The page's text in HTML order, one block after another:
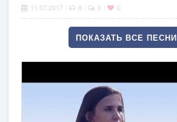
11.07.2017 8 0 0
ПОКАЗАТЬ ВСЕ ПЕСНИ